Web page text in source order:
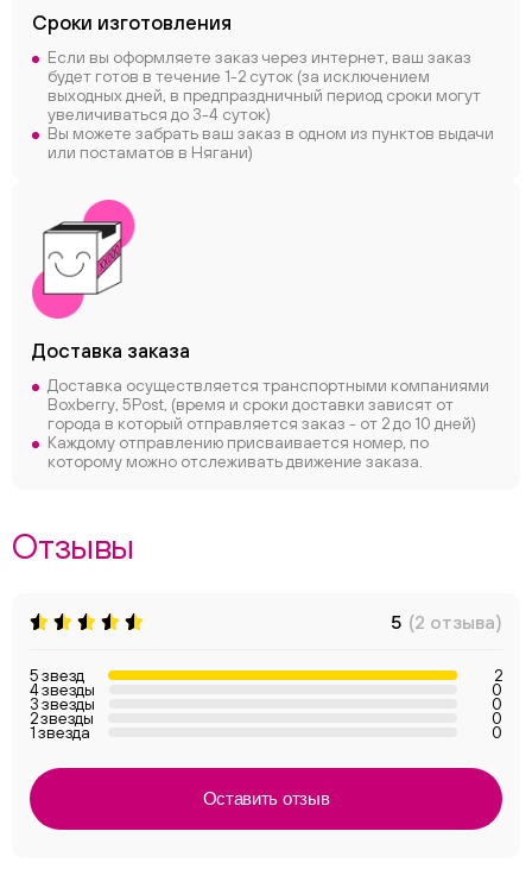
Сроки изготовления
Если вы оформляете заказ через интернет, ваш заказ
будет готов в течение 1-2 суток (за исключением
выходных дней, в предпраздничный период сроки могут
увеличиваться до 3-4 суток)
Вы можете забрать ваш заказ в одном из пунктов выдачи
или постаматов в Нягани)
Доставка заказа
Доставка осуществляется транспортными компаниями
Boxberry, 5Post, (время и сроки доставки зависят от
города в который отправляется заказ - от 2 до 10 дней)
Каждому отправлению присваивается номер, по
которому можно отслеживать движение заказа.
Отзывы
5 (2 отзыва)
5 звезд 2
4 звезды 0
3 звезды 0
2 звезды 0
1 звезда 0
Оставить отзыв